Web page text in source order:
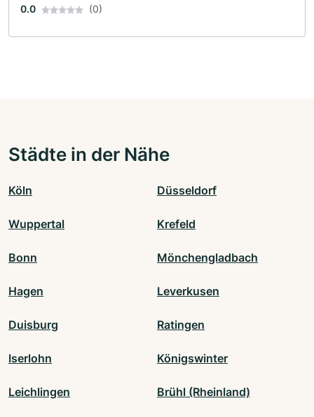
0.0 (0)
Städte in der Nähe
Köln Düsseldorf
Wuppertal Krefeld
Bonn Mönchengladbach
Hagen Leverkusen
Duisburg Ratingen
Iserlohn Königswinter
Leichlingen Brühl (Rheinland)